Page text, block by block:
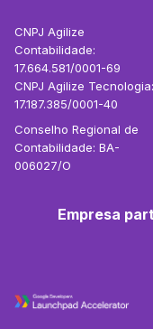
CNPJ Agilize
Contabilidade:
17.664.581/0001-69
CNPJ Agilize Tecnologia:
17.187.385/0001-40
Conselho Regional de
Contabilidade: BA-
006027/O
Empresa